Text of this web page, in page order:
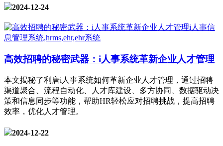
2024-12-24
高效招聘的秘密武器：i人事系统革新企业人才管理
本文揭秘了利唐i人事系统如何革新企业人才管理，通过招聘
渠道聚合、流程自动化、人才库建设、多方协同、数据驱动决
策和信息同步等功能，帮助HR轻松应对招聘挑战，提高招聘
效率，优化人才管理。
2024-12-22